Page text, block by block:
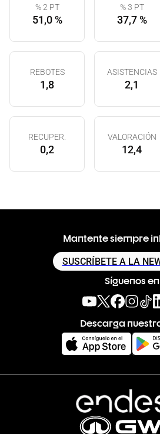
% 2 PT
51,0 %
% 3 PT
37,7 %
REBOTES
1,8
ASISTENCIAS
2,1
RECUPER.
0,2
VALORACIÓN
12,4
Mantente siempre
SUSCRÍBETE A LA
Síguenos en
Descarga